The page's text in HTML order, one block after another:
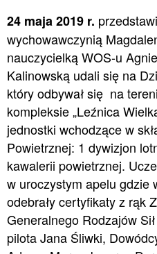
24 maja 2019 r.
wychowawczynią
nauczycielką WOS-u
Kalinowską udali się na
który odbywał się na
kompleksie „Leźnica
jednostki wchodzące w
Powietrznej: 1 dywizjon
kawalerii powietrznej.
w uroczystym apelu gdzie
odebrały certyfikaty z rąk
Generalnego Rodzajów
pilota Jana Śliwki,